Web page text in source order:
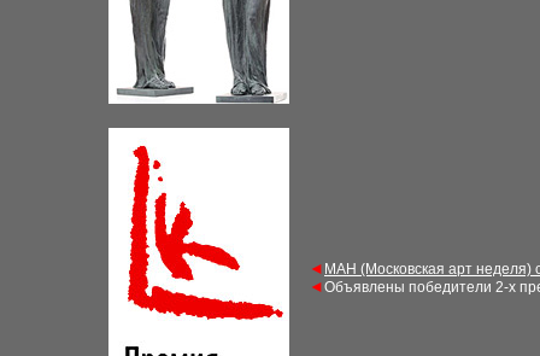
◄ МАН (Московская арт неделя)
◄Объявлены победители 2-х